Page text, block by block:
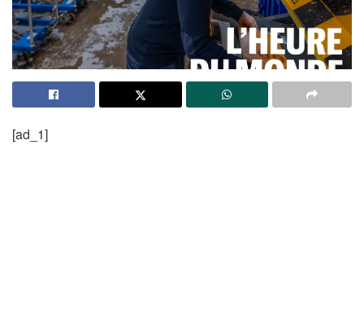
[ad_1]